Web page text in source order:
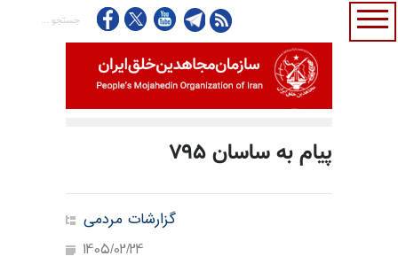
پیام به ساسان ۷۹۵
گزارشات مردمی
1405/02/24